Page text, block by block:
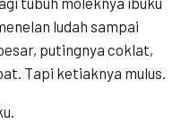
ludah sampai
putingnya coklat,
Tapi ketiaknya mulus.